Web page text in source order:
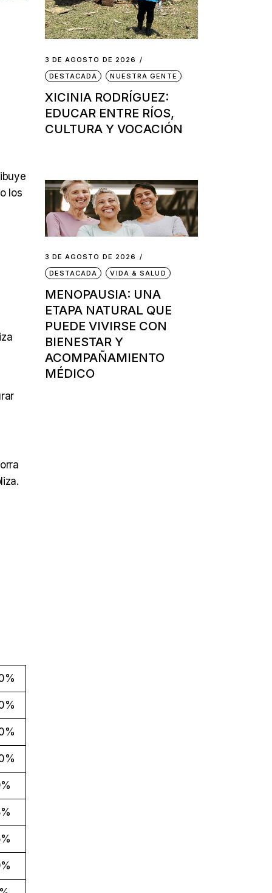
los
3 DE AGOSTO DE 2026
DESTACADA
NUESTRA GENTE
XICINIA RODRÍGUEZ:
EDUCAR ENTRE RÍOS,
CULTURA Y VOCACIÓN
3 DE AGOSTO DE 2026
DESTACADA
VIDA & SALUD
MENOPAUSIA: UNA
ETAPA NATURAL QUE
PUEDE VIVIRSE CON
BIENESTAR Y
ACOMPAÑAMIENTO
MÉDICO